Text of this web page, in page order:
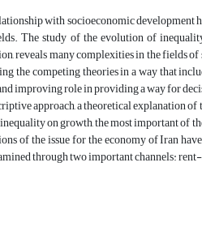
with socioeconomic
The study of the evolution of
reveals many complexities in the fields
the competing theories in a way that
improving role in providing a way for
approach, a theoretical explanation
on growth, the most important
of the issue for the economy of Iran
through two important channels: